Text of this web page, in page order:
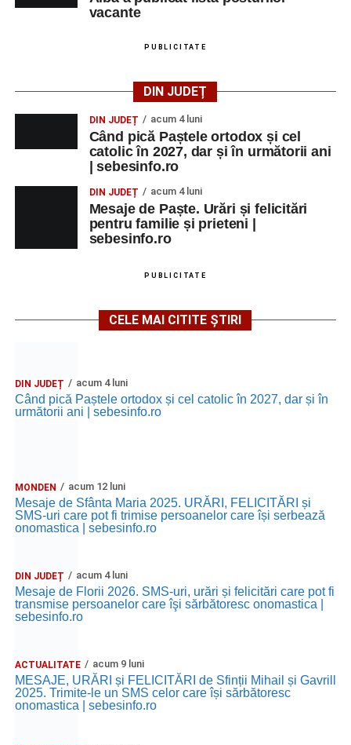
vacante
PUBLICITATE
DIN JUDEȚ
DIN JUDEȚ acum 4 luni
Când pică Paștele ortodox și cel
catolic în 2027, dar și în următorii ani
| sebesinfo.ro
DIN JUDEȚ acum 4 luni
Mesaje de Paște. Urări și felicitări
pentru familie și prieteni |
sebesinfo.ro
PUBLICITATE
CELE MAI CITITE ȘTIRI
DIN JUDEȚ acum 4 luni
Când pică Paștele ortodox și cel catolic în 2027, dar și în
următorii ani | sebesinfo.ro
MONDEN acum 12 luni
Mesaje de Sfânta Maria 2025. URĂRI, FELICITĂRI și
SMS-uri care pot fi trimise persoanelor care își serbează
onomastica | sebesinfo.ro
DIN JUDEȚ acum 4 luni
Mesaje de Florii 2026. SMS-uri, urări și felicitări care pot fi
transmise persoanelor care îşi sărbătoresc onomastica |
sebesinfo.ro
ACTUALITATE acum 9 luni
MESAJE, URĂRI și FELICITĂRI de Sfinții Mihail și Gavrill
2025. Trimite-le un SMS celor care își sărbătoresc
onomastica | sebesinfo.ro